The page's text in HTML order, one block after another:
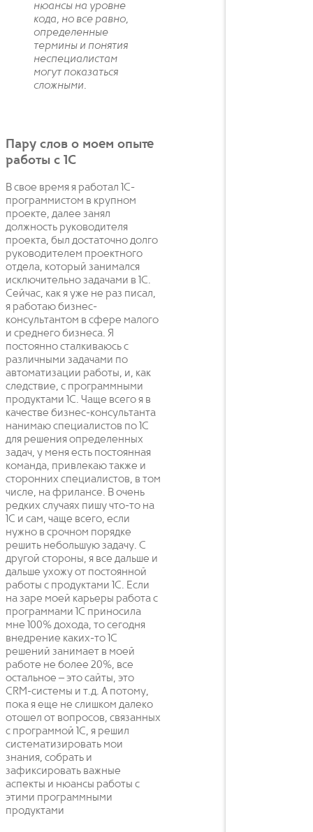
нюансы на уровне
кода, но все равно,
определенные
термины и понятия
неспециалистам
могут показаться
сложными.
Пару слов о моем опыте
работы с 1С
В свое время я работал 1С-
программистом в крупном
проекте, далее занял
должность руководителя
проекта, был достаточно долго
руководителем проектного
отдела, который занимался
исключительно задачами в 1С.
Сейчас, как я уже не раз писал,
я работаю бизнес-
консультантом в сфере малого
и среднего бизнеса. Я
постоянно сталкиваюсь с
различными задачами по
автоматизации работы, и, как
следствие, с программными
продуктами 1С. Чаще всего я в
качестве бизнес-консультанта
нанимаю специалистов по 1С
для решения определенных
задач, у меня есть постоянная
команда, привлекаю также и
сторонних специалистов, в том
числе, на фрилансе. В очень
редких случаях пишу что-то на
1С и сам, чаще всего, если
нужно в срочном порядке
решить небольшую задачу. С
другой стороны, я все дальше и
дальше ухожу от постоянной
работы с продуктами 1С. Если
на заре моей карьеры работа с
программами 1С приносила
мне 100% дохода, то сегодня
внедрение каких-то 1С
решений занимает в моей
работе не более 20%, все
остальное – это сайты, это
CRM-системы и т.д. А потому,
пока я еще не слишком далеко
отошел от вопросов, связанных
с программой 1С, я решил
систематизировать мои
знания, собрать и
зафиксировать важные
аспекты и нюансы работы с
этими программными
продуктами